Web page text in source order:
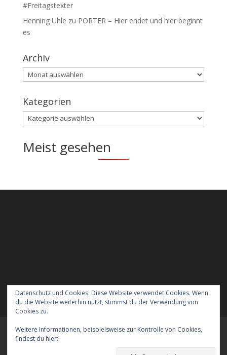
#Freitagstexter
Henning Uhle zu PORTER – Hier endet und hier beginnt
es
Archiv
Archiv
Kategorien
Kategorien
Meist gesehen
Datenschutz und Cookies: Diese Website verwendet Cookies. Wenn
du die Website weiterhin nutzt, stimmst du der Verwendung von
Cookies zu.
Weitere Informationen, beispielsweise zur Kontrolle von Cookies,
findest du hier:
Meraner Höhenweg wandern mit Hund
Verreisen mit Hund nach England